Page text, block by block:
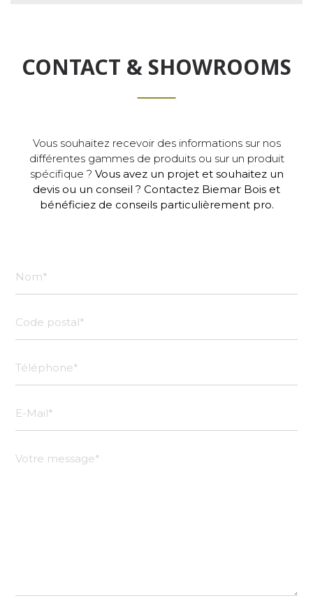
CONTACT & SHOWROOMS
Vous souhaitez recevoir des informations sur nos
différentes gammes de produits ou sur un produit
spécifique ? Vous avez un projet et souhaitez un
devis ou un conseil ? Contactez Biemar Bois et
bénéficiez de conseils particulièrement pro.